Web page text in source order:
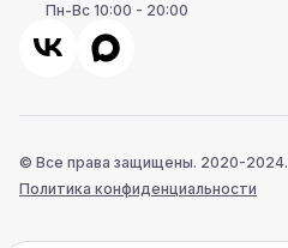
Пн-Вс 10:00 - 20:00
© Все права защищены. 2020-2024.
Политика конфиденциальности